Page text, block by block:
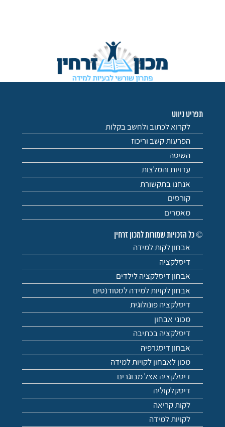
תפריט ניווט
לקרוא לכתוב ולחשב בקלות
הפרעות קשב וריכוז
השיטה
עדויות והמלצות
אנחנו בתקשורת
קורסים
מאמרים
© כל הזכויות שמורות למכון זרחין
אבחון לקות למידה
דיסלקציה
אבחון דיסלקציה לילדים
אבחון לקויות למידה לסטודנטים
דיסלקציה פונולוגית
מכוני אבחון
דיסלקציה בכתיבה
אבחון דיסגרפיה
מכון לאבחון לקויות למידה
דיסלקציה אצל מבוגרים
דיסקלקוליה
לקות קריאה
לקויות למידה